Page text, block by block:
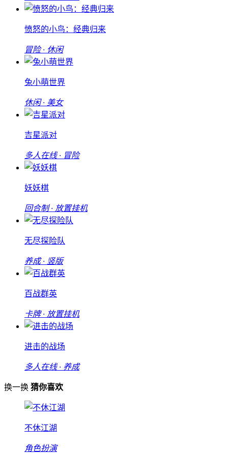
愤怒的小鸟：经典归来
冒险 · 休闲
兔小萌世界
休闲 · 美女
吉星派对
多人在线 · 冒险
妖妖棋
回合制 · 放置挂机
无尽探险队
养成 · 竖版
百战群英
卡牌 · 放置挂机
进击的战场
多人在线 · 养成
换一换 猜你喜欢
不休江湖
角色扮演